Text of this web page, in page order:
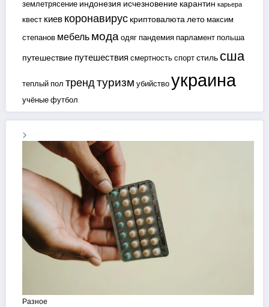
землетрясение индонезия исчезновение карантин карьера
квест киевкоронавирус криптовалюталетомаксим
степанов мебельмодаодягпандемияпарламентпольша
путешествие путешествия смертностьспортстиль сша
теплый пол трендтуризм убийствоукраина
учёныефутбол
Разное